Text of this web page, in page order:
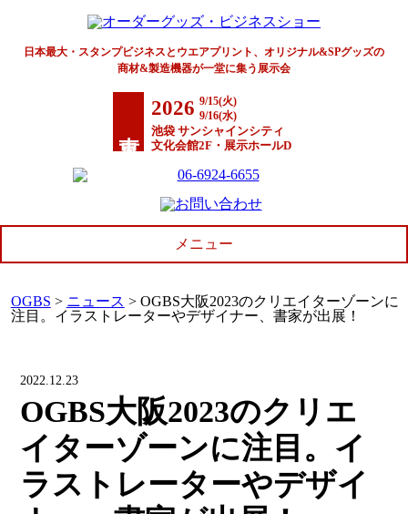
日本最大・スタンプビジネスとウエアプリント、オリジナル&SPグッズの
商材&製造機器が一堂に集う展示会
2026 9/15(火)
9/16(水)
池袋 サンシャインシティ
文化会館2F・展示ホールD
メニュー
開催概要
出展について
プレス向け
OGBS > ニュース > OGBS大阪2023のクリエイターゾーンに
注目。イラストレーターやデザイナー、書家が出展！
2022.12.23
OGBS大阪2023のクリエ
イターゾーンに注目。イ
ラストレーターやデザイ